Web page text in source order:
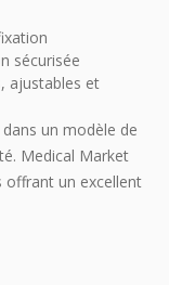
sécurisée
ajustables et
un modèle de
Medical Market
offrant un excellent